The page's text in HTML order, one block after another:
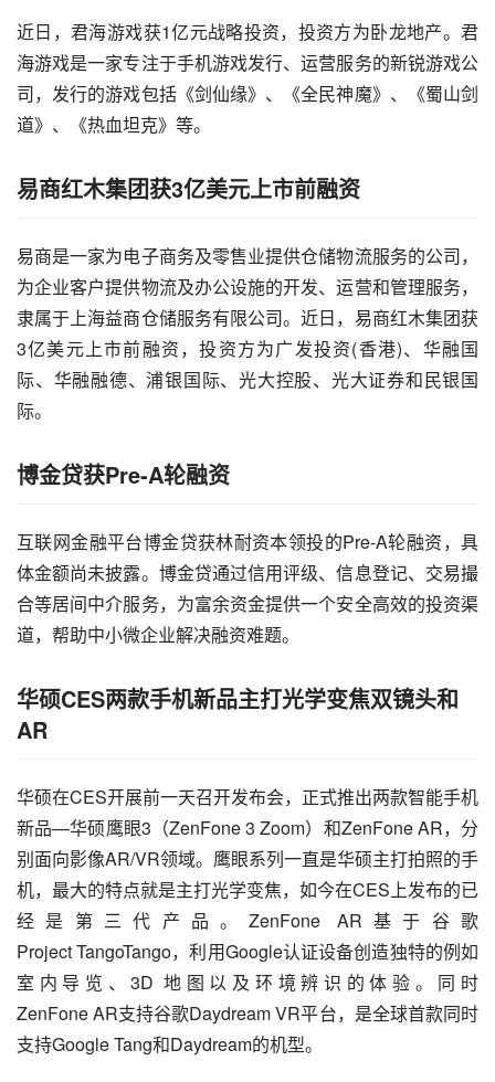
近日，君海游戏获1亿元战略投资，投资方为卧龙地产。君
海游戏是一家专注于手机游戏发行、运营服务的新锐游戏公
司，发行的游戏包括《剑仙缘》、《全民神魔》、《蜀山剑
道》、《热血坦克》等。
易商红木集团获3亿美元上市前融资
易商是一家为电子商务及零售业提供仓储物流服务的公司，
为企业客户提供物流及办公设施的开发、运营和管理服务，
隶属于上海益商仓储服务有限公司。近日，易商红木集团获
3亿美元上市前融资，投资方为广发投资(香港)、华融国
际、华融融德、浦银国际、光大控股、光大证券和民银国
际。
博金贷获Pre-A轮融资
互联网金融平台博金贷获林耐资本领投的Pre-A轮融资，具
体金额尚未披露。博金贷通过信用评级、信息登记、交易撮
合等居间中介服务，为富余资金提供一个安全高效的投资渠
道，帮助中小微企业解决融资难题。
华硕CES两款手机新品主打光学变焦双镜头和
AR
华硕在CES开展前一天召开发布会，正式推出两款智能手机
新品—华硕鹰眼3（ZenFone 3 Zoom）和ZenFone AR，分
别面向影像AR/VR领域。鹰眼系列一直是华硕主打拍照的手
机，最大的特点就是主打光学变焦，如今在CES上发布的已
经是第三代产品。ZenFone AR基于 谷歌
Project TangoTango，利用Google认证设备创造独特的例如
室内导览、3D 地图以及环境辨识的体验。同时
ZenFone AR支持谷歌Daydream VR平台，是全球首款同时
支持Google Tang和Daydream的机型。